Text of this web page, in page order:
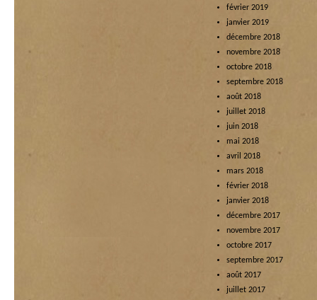
février 2019
janvier 2019
décembre 2018
novembre 2018
octobre 2018
septembre 2018
août 2018
juillet 2018
juin 2018
mai 2018
avril 2018
mars 2018
février 2018
janvier 2018
décembre 2017
novembre 2017
octobre 2017
septembre 2017
août 2017
juillet 2017